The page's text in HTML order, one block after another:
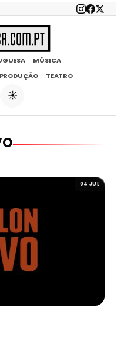
MÚSICA
PRODUÇÃO TEATRO
☀️
04 JUL